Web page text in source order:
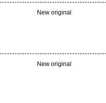
New original
New original